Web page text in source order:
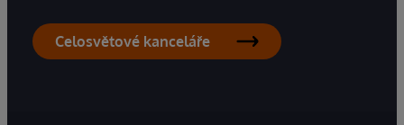
Celosvětové kanceláře